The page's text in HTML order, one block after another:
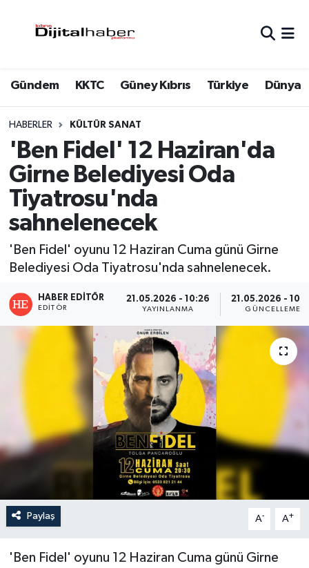
Gündem KKTC Güney Kıbrıs Türkiye Dünya
HABERLER KÜLTÜR SANAT
'Ben Fidel' 12 Haziran'da
Girne Belediyesi Oda
Tiyatrosu'nda
sahnelenecek
'Ben Fidel' oyunu 12 Haziran Cuma günü Girne
Belediyesi Oda Tiyatrosu'nda sahnelenecek.
HABER EDITÖR
EDITÖR
21.05.2026 - 10:26
YAYINLANMA
21.05.2026 -
GÜNCELLEME
Paylaş A- A+
'Ben Fidel' oyunu 12 Haziran Cuma günü Girne
Trafik Durumu
Süper Lig Puan Durumu ve Fikstür
Tüm Manşetler
Son Dakika Haberleri
Haber Arşivi